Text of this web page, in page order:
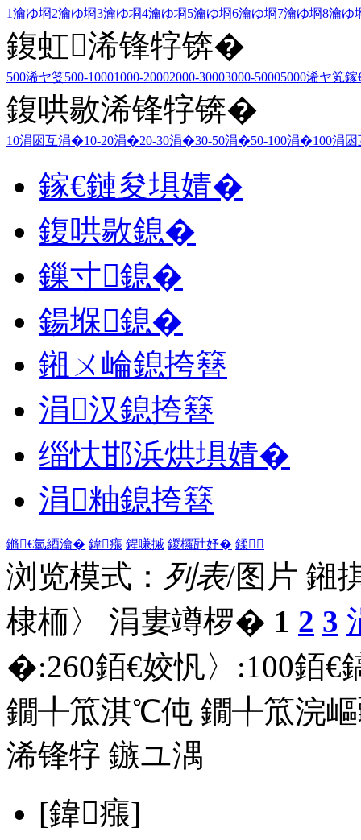
1瀹ゆ埛2瀹ゆ埛3瀹ゆ埛4瀹ゆ埛5瀹ゆ埛6瀹ゆ埛7瀹ゆ埛8瀹ゆ
鍑虹浠锋牸锛�
500浠ヤ笅500-10001000-20002000-30003000-50005000浠ヤ笂
鍑哄敭浠锋牸锛�
10涓囦互涓�10-20涓�20-30涓�30-50涓�50-100涓�100涓
鎵€鏈夋埧婧�
鍑哄敭鎴�
鏁寸鎴�
鍚堢鎴�
鎺ㄨ崘鎴挎簮
涓汉鎴挎簮
缁忕邯浜烘埧婧�
涓粙鎴挎簮
鏅€氫綇瀹� 鍏瘬 鍟嗛摵 鍐欏瓧妤� 鍒
浏览模式： 列表/图片 鎺
棣栭〉 涓婁竴椤� 1 2 3
�:260銆€姣忛〉:100銆€
鐗╀笟淇℃伅 鐗╀笟浣
浠锋牸 鏃ユ湡
[鍏瘬]